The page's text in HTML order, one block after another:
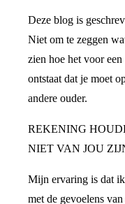
Deze blog is
Niet om te zeggen
zien hoe het voor
ontstaat dat je moet
andere ouder.
REKENING
NIET VAN JOU
Mijn ervaring is dat
met de gevoelens